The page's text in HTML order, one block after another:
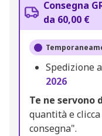
Consegna
da 60,00 €
Spedizione
2026
Te ne servono
quantità e
consegna".